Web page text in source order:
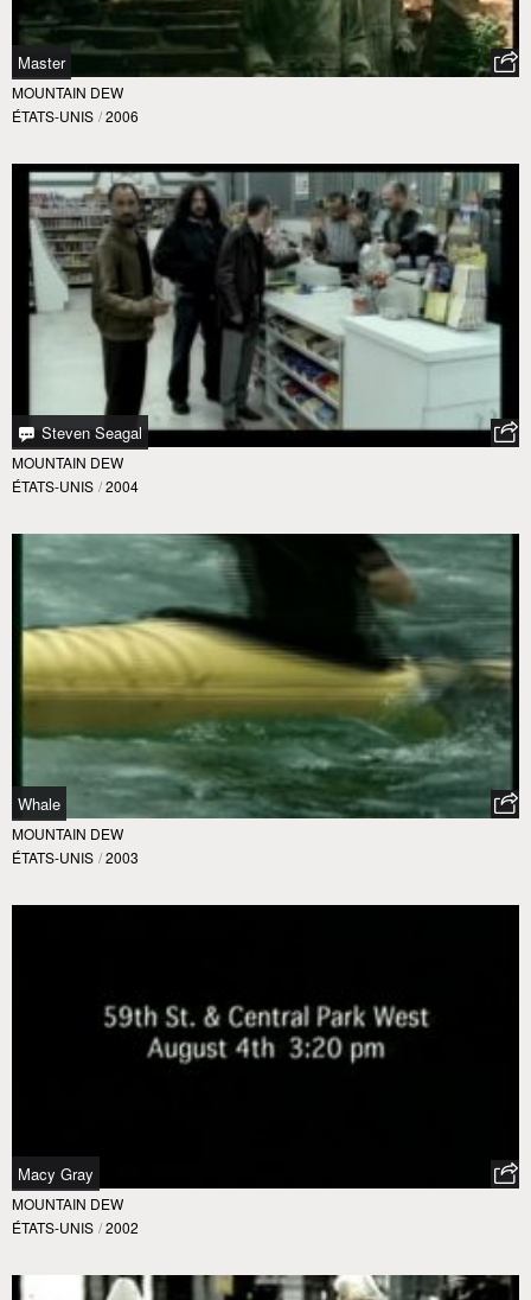
Master
MOUNTAIN DEW
ÉTATS-UNIS / 2006
Steven Seagal
MOUNTAIN DEW
ÉTATS-UNIS / 2004
Whale
MOUNTAIN DEW
ÉTATS-UNIS / 2003
Macy Gray
MOUNTAIN DEW
ÉTATS-UNIS / 2002